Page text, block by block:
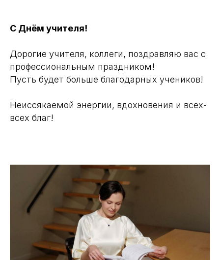
С Днём учителя!
Дорогие учителя, коллеги, поздравляю вас с
профессиональным праздником!
Пусть будет больше благодарных учеников!
Неиссякаемой энергии, вдохновения и всех-
всех благ!